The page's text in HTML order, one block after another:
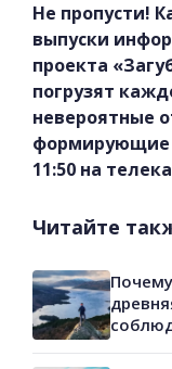
Не пропусти!
выпуски
проекта
погрузят
невероятные
формирующие
11:50 на
Читайте